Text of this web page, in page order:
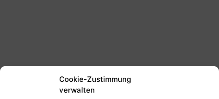
Cookie-Zustimmung
verwalten